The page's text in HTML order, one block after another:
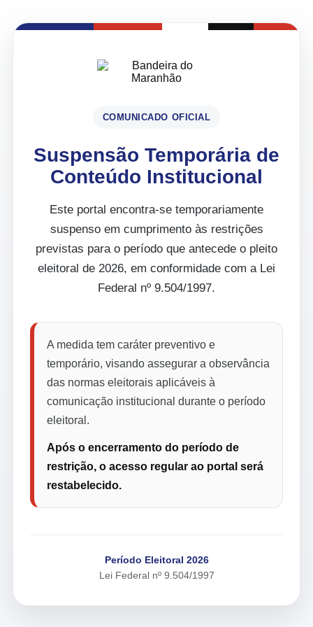
COMUNICADO OFICIAL
Suspensão Temporária de
Conteúdo Institucional
Este portal encontra-se temporariamente
suspenso em cumprimento às restrições
previstas para o período que antecede o pleito
eleitoral de 2026, em conformidade com a Lei
Federal nº 9.504/1997.
A medida tem caráter preventivo e
temporário, visando assegurar a observância
das normas eleitorais aplicáveis à
comunicação institucional durante o período
eleitoral.
Após o encerramento do período de
restrição, o acesso regular ao portal será
restabelecido.
Período Eleitoral 2026
Lei Federal nº 9.504/1997